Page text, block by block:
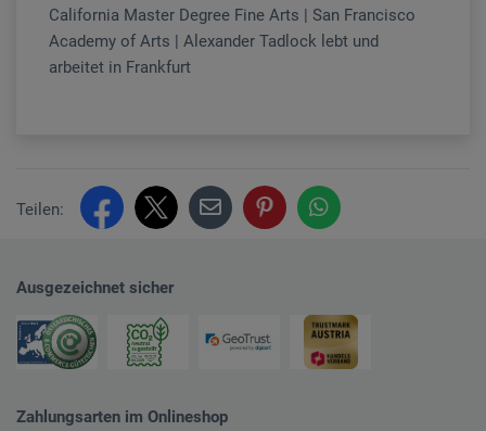
California Master Degree Fine Arts | San Francisco
Academy of Arts | Alexander Tadlock lebt und
arbeitet in Frankfurt
Teilen:
Ausgezeichnet sicher
Zahlungsarten im Onlineshop